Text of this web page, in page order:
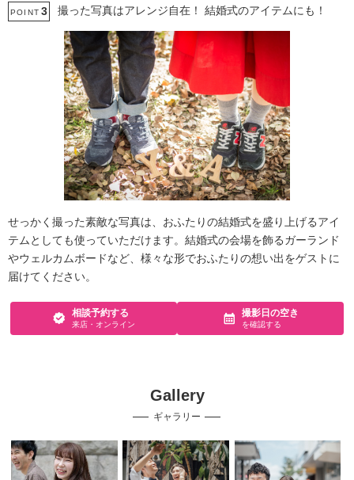
POINT 3 撮った写真はアレンジ自在！ 結婚式のアイテムにも！
せっかく撮った素敵な写真は、おふたりの結婚式を盛り上げるアイ
テムとしても使っていただけます。結婚式の会場を飾るガーランド
やウェルカムボードなど、様々な形でおふたりの想い出をゲストに
届けてください。
相談予約する
来店・オンライン
撮影日の空き
を確認する
Gallery
ギャラリー